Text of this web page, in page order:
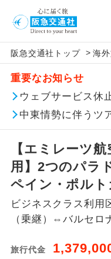
阪急交通社トップ > 海
重要なお知らせ
ウェブサービス休
中東情勢に伴うツ
【エミレーツ
用】2つのパラ
ペイン・ポルト
ビジネスクラス利
（乗継）⇔バルセロ
旅行代金
旅行代金に燃油サ
ません。別途お支
目安：98,000円
※上記の燃油サー
があります。
旅行代金に、以下
ん。別途お支払が
【日本国内空港施
関西国際空港
大人（12歳以上
歳未満）1,660円
【旅客保安サービ
関西国際空港
歳未満）320円
このツアーは以下
加いただけます。
※リクエスト受付の場
せていただきます。
追加代金にて各地
当ツアーは日程
なく、各地より
鉄道などを利用
ご同行者様が異
は、当社予約セ
アイコン
添乗員同行
往
現
た
バスガイド乗
務
バ
が
新コース
世界遺産
然